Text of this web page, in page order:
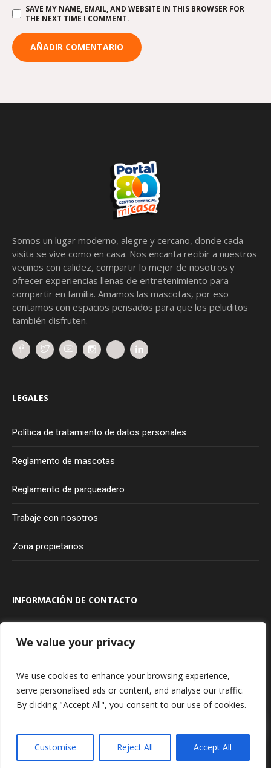
We value your privacy
We use cookies to enhance your browsing experience,
serve personalised ads or content, and analyse our traffic.
By clicking "Accept All", you consent to our use of cookies.
Customise Reject All Accept All
SAVE MY NAME, EMAIL, AND WEBSITE IN THIS BROWSER FOR
THE NEXT TIME I COMMENT.
Somos un lugar moderno, alegre y cercano, donde cada
visita se vive como en casa. Nos encanta recibir a nuestros
vecinos con calidez, compartir lo mejor de nosotros y
ofrecer experiencias llenas de entretenimiento para
compartir en familia. Amamos las mascotas, por eso
contamos con espacios pensados para que los peluditos
también disfruten.
LEGALES
Política de tratamiento de datos personales
Reglamento de mascotas
Reglamento de parqueadero
Trabaje con nosotros
Zona propietarios
INFORMACIÓN DE CONTACTO
Política de tratamiento de datos personales
/ Centro Comercial Portal
80 © 2025. Todos los derechos reservados